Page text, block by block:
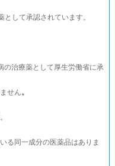
として承認されています。
の治療薬として厚生労働省に承
せん。
る同一成分の医薬品はありま